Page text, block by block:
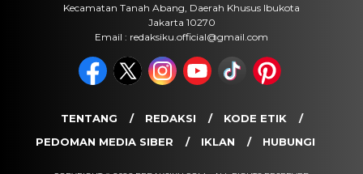
Kecamatan Tanah Abang, Daerah Khusus Ibukota
Jakarta 10270
Email : redaksiku.official@gmail.com
TENTANG REDAKSI
KODE ETIK
PEDOMAN MEDIA SIBER
IKLAN HUBUNGI